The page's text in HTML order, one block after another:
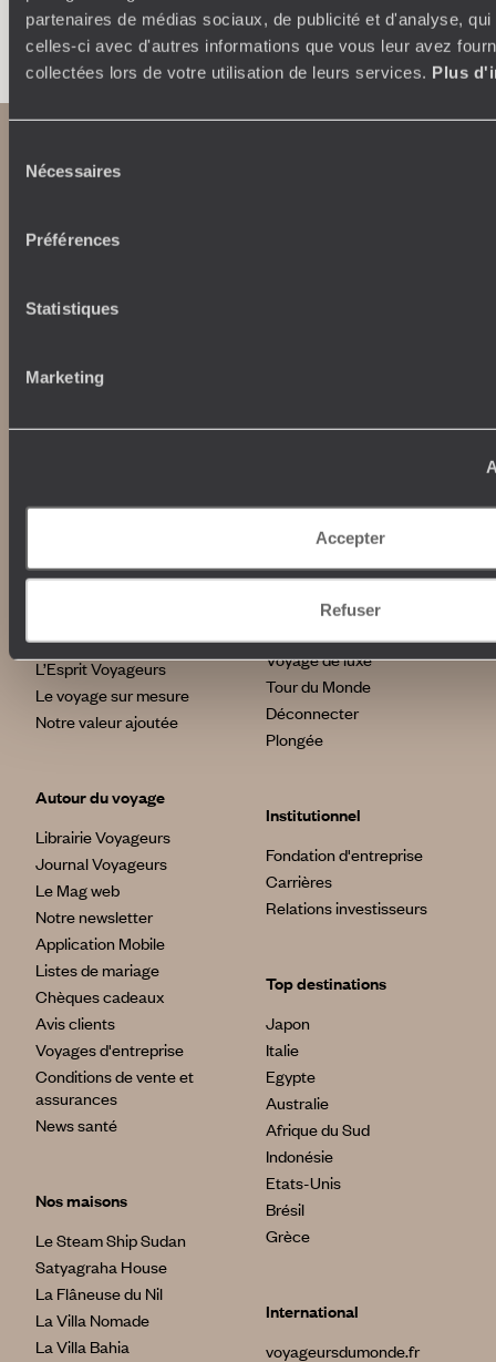
partenaires de médias sociaux, de publicité et d'analyse,
celles-ci avec d'autres informations que vous leur avez
collectées lors de votre utilisation de leurs services. Plus
Nécessaires
Préférences
Statistiques
Marketing
Accepter
Refuser
Faites créer votre voyage
Abonnez-vous à notre newsletter
Lire notre politique de confidentialité
Où nous trouver ?
L’Esprit Voyageurs
Le voyage sur mesure
Notre valeur ajoutée
Autour du voyage
Librairie Voyageurs
Journal Voyageurs
Le Mag web
Notre newsletter
Application Mobile
Listes de mariage
Chèques cadeaux
Avis clients
Voyages d'entreprise
Conditions de vente et
assurances
News santé
Nos maisons
Le Steam Ship Sudan
Satyagraha House
La Flâneuse du Nil
La Villa Nomade
La Villa Bahia
Voyage de noces
Vacances en famille
Week-end en amoureux
Vacances d’été
Voyage de luxe
Tour du Monde
Déconnecter
Plongée
Institutionnel
Fondation d'entreprise
Carrières
Relations investisseurs
Top destinations
Japon
Italie
Egypte
Australie
Afrique du Sud
Indonésie
Etats-Unis
Brésil
Grèce
International
voyageursdumonde.fr